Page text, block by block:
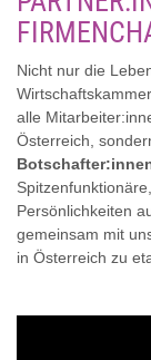
Nicht nur die
alle
Österreich,
Persönlichkeiten
gemeinsam mit
in Österreich zu